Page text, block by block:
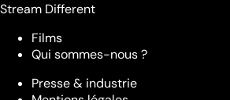
Stream Different
Films
Qui sommes-nous ?
Presse & industrie